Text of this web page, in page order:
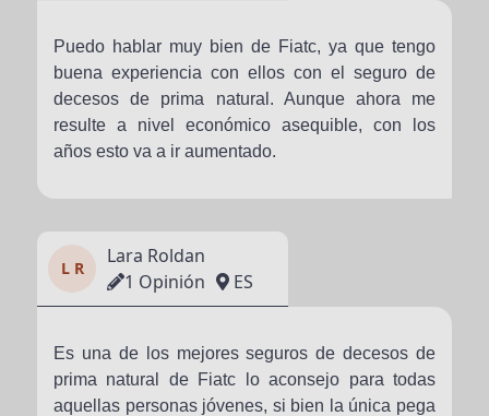
Puedo hablar muy bien de Fiatc, ya que tengo
buena experiencia con ellos con el seguro de
decesos de prima natural. Aunque ahora me
resulte a nivel económico asequible, con los
años esto va a ir aumentado.
L R
Lara Roldan
1 Opinión
ES
Es una de los mejores seguros de decesos de
prima natural de Fiatc lo aconsejo para todas
aquellas personas jóvenes, si bien la única pega